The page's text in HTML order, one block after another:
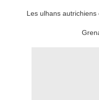
Les ulhans